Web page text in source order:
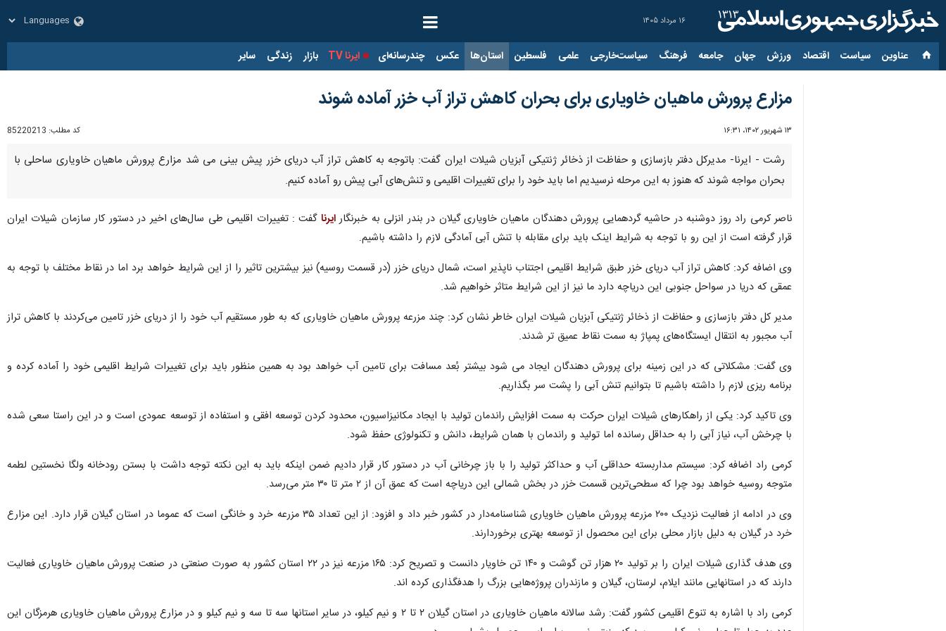
۱۶ مرداد ۱۴۰۵
عناوین‌ سیاست اقتصاد ورزش جهان جامعه فرهنگ سیاست‌خارجی علمی فلسطین استان‌ها عکس چندرسانه‌ای ایرنا TV بازار زندگی سایر
مزارع پرورش ماهیان خاویاری برای بحران کاهش تراز آب خزر آماده شوند
۱۳ شهریور ۱۴۰۲، ۱۶:۳۱ کد مطلب: 85220213
رشت - ایرنا- مدیرکل دفتر بازسازی و حفاظت از ذخائر ژنتیکی آبزیان شیلات ایران گفت: باتوجه به کاهش تراز آب دریای خزر پیش بینی می شد مزارع پرورش ماهیان خاویاری ساحلی با
بحران مواجه شوند که هنوز به این مرحله نرسیدیم اما باید خود را برای تغییرات اقلیمی و تنش‌های آبی پیش رو آماده کنیم.
ناصر کرمی راد روز دوشنبه در حاشیه گردهمایی پرورش دهندگان ماهیان خاویاری گیلان در بندر انزلی به خبرنگارایرنا گفت : تغییرات اقلیمی طی سال‌های اخیر در دستور کار سازمان شیلات ایران
قرار گرفته است از این‌ رو با توجه به شرایط اینک باید برای مقابله با تنش آبی آمادگی لازم را داشته باشیم.
وی اضافه کرد: کاهش تراز آب دریای خزر طبق شرایط اقلیمی اجتناب ناپذیر است، شمال دریای خزر (در قسمت روسیه) نیز بیشترین تاثیر را از این شرایط خواهد برد اما در نقاط مختلف با توجه به
عمقی که دریا در سواحل جنوبی این دریاچه دارد ما نیز از این شرایط متاثر خواهیم شد.
مدیر کل دفتر بازسازی و حفاظت از ذخائر ژنتیکی آبزیان شیلات ایران خاطر نشان کرد: چند مزرعه پرورش ماهیان خاویاری که به طور مستقیم آب خود را از دریای خزر تامین می‌کردند با کاهش تراز
آب مجبور به انتقال ایستگاه‌های پمپاژ به سمت نقاط عمیق تر شدند.
وی گفت: مشکلاتی که در این زمینه برای پرورش دهندگان ایجاد می شود بیشتر بُعد مسافت برای تامین آب خواهد بود به همین منظور باید برای تغییرات شرایط اقلیمی خود را آماده کرده و
برنامه ریزی لازم را داشته باشیم تا بتوانیم تنش آبی را پشت سر بگذاریم.
وی تاکید کرد: یکی از راهکارهای شیلات ایران حرکت به سمت افزایش راندمان تولید با ایجاد مکانیزاسیون، محدود کردن توسعه افقی و استفاده از توسعه عمودی است و در این راستا سعی شده
با چرخش آب، نیاز آبی را به حداقل رسانده اما تولید و راندمان با همان شرایط، دانش و تکنولوژی حفظ شود.
کرمی راد اضافه کرد: سیستم مداربسته حداقلی آب و حداکثر تولید را با باز چرخانی آب در دستور کار قرار دادیم ضمن اینکه باید به این نکته توجه داشت با بستن رودخانه ولگا نخستین لطمه‌
متوجه روسیه خواهد بود چرا که سطحی‌ترین قسمت خزر در بخش شمالی این دریاچه است که عمق آن از ۲ متر تا ۳۰ متر می‌رسد.
وی در ادامه از فعالیت نزدیک ۲۰۰ مزرعه پرورش ماهیان خاویاری شناسنامه‌دار در کشور خبر داد و افزود: از این تعداد ۳۵ مزرعه خرد و خانگی است که عموما در استان گیلان قرار دارد. این مزارع
خرد در گیلان به دلیل بازار محلی برای این محصول از توسعه بهتری برخوردارند.
وی هدف گذاری شیلات ایران را بر تولید ۲۰ هزار تن گوشت و ۱۴۰ تن خاویار دانست و تصریح کرد: ۱۶۵ مزرعه نیز در ۲۲ استان کشور به صورت صنعتی در صنعت پرورش ماهیان خاویاری فعالیت
دارند که در استانهایی مانند ایلام، لرستان، گیلان و مازندران پروژه‌هایی بزرگ را هدفگذاری کرده اند.
کرمی راد با اشاره به تنوع اقلیمی کشور گفت: رشد سالانه ماهیان خاویاری در استان گیلان ۲ تا ۲ و نیم کیلو، در سایر استانها سه تا سه و نیم کیلو و در مزارع پرورش ماهیان خاویاری هرمزگان این